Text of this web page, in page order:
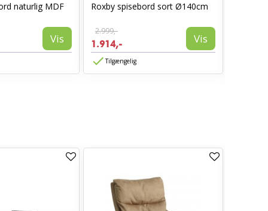
naturlig MDF
Vis
Roxby spisebord sort Ø140cm
2.999,-
1.914,- Vis
Tilgængelig